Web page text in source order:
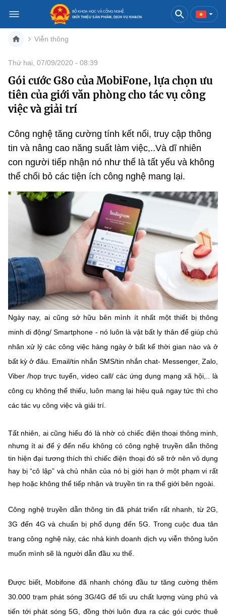
BỘ KHOA HỌC VÀ CÔNG NGHỆ
GIỚI THIỆU SẢN PHẨM, DỊCH VỤ KH&CN
Danh mục
Trang chủ
Sản phẩm
Dịch vụ
Báo in
Báo điện tử
Truyền hình
Đổi mới sáng tạo
Sản phẩm
Dịch vụ
Bưu chính
Sản phẩm
Dịch vụ
Chuyển phát nhanh
Viễn thông
Sản phẩm
Phần cứng
Phần mềm
Tần số vô tuyến điện
Bảo mật
Công nghệ thông tin, Điện tử
Dịch vụ
Phần cứng
Phần mềm
Bảo mật
Chữ ký số
Tư vấn
Hành chính
Bảng điện tử
Chọn ngôn ngữ
Việt Nam English
BỘ KHOA HỌC VÀ CÔNG NGHỆ
MINISTRY OF SCIENCE AND TECHNOLOGY
Hệ thống nội bộ
Điều khoản sử dụng
Liên kết
Cơ quan chủ quản: Bộ Khoa học và Công nghệ (MST)
Trung tâm Truyền thông Khoa học và Công nghệ.
Liên hệ
Địa chỉ: Ban Biên tập Cổng TTĐT - 18 Nguyễn Du, TP. Hà Nội
Theo dõi MST trên
Viễn thông
Thứ hai, 07/09/2020 - 08:39
Gói cước G80 của MobiFone, lựa chọn ưu
tiên của giới văn phòng cho tác vụ công
việc và giải trí
Công nghệ tăng cường tính kết nối, truy cập thông
tin và nâng cao năng suất làm việc,..Và dĩ nhiên
con người tiếp nhận nó như thể là tất yếu và không
thể chối bỏ các tiện ích công nghệ mang lại.
Ngày nay, ai cũng sở hữu bên mình ít nhất một thiết bị thông
minh di động/ Smartphone - nó luôn là vật bất ly thân để giúp chủ
nhân xử lý các công việc hàng ngày ở bất kể thời gian nào và ở
bất kỳ ở đâu. Email/tin nhắn SMS/tin nhắn chat- Messenger, Zalo,
Viber /họp trực tuyến, video call/ các ứng dụng mạng xã hội,.. là
công cụ không thể thiếu, luôn mang lại hiệu quả ngay tức thì cho
các tác vụ công việc và giải trí.
Tất nhiên, ai cũng hiểu đó là nhờ có chiếc điện thoại thông minh,
nhưng ít ai để ý đến nếu không có công nghệ truyền dẫn thông
tin hiện đại tương thích thì chiếc điện thoại đó sẽ trở nên vô dụng
hay bị “cô lập” và chủ nhân của nó bị giới hạn ở một phạm vi rất
hẹp hoặc không thể tiếp nhận và truyền tin ra thế giới bên ngoài.
Công nghệ truyền dẫn thông tin đã phát triển rất nhanh, từ 2G,
3G đến 4G và chuẩn bị phổ dụng đến 5G. Trong cuộc đua tân
trang công nghệ này, các nhà kinh doanh dịch vụ viễn thông luôn
muốn mình sẽ là người dẫn đầu xu thế.
Được biết, Mobifone đã nhanh chóng đầu tư tăng cường thêm
30.000 trạm phát sóng 3G/4G để tối ưu chất lượng vùng phủ và
tiến tới phát sóng 5G, đồng thời luôn đưa ra các gói cước thuê